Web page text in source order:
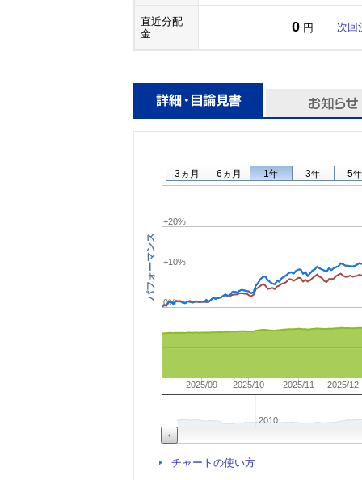
直近分配
金
0 円 次回
パフォーマンス
2025/09 2025/10 2025/11 2025/12
2010
0%
+10%
+20%
3ヵ月 6ヵ月 1年 3年 5年
チャートの使い方